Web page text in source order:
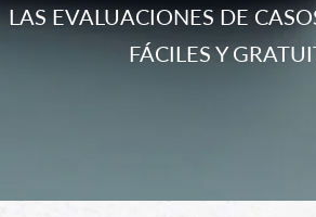
LAS EVALUACIONES DE
FÁCILES Y